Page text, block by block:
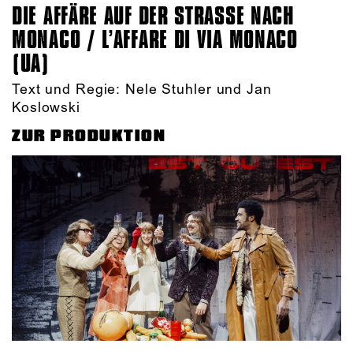
DIE AFFÄRE AUF DER STRASSE NACH M
ONACO / L’AFFARE DI VIA MONACO (
UA)
Text und Regie: Nele Stuhler und Jan
Koslowski
ZUR PRODUKTION